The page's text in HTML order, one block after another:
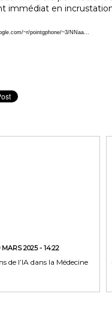
immédiat en
~r/pointgphone/~3/NNaa...
MARS 2025 - 14:22
de l’IA dans la Médecine